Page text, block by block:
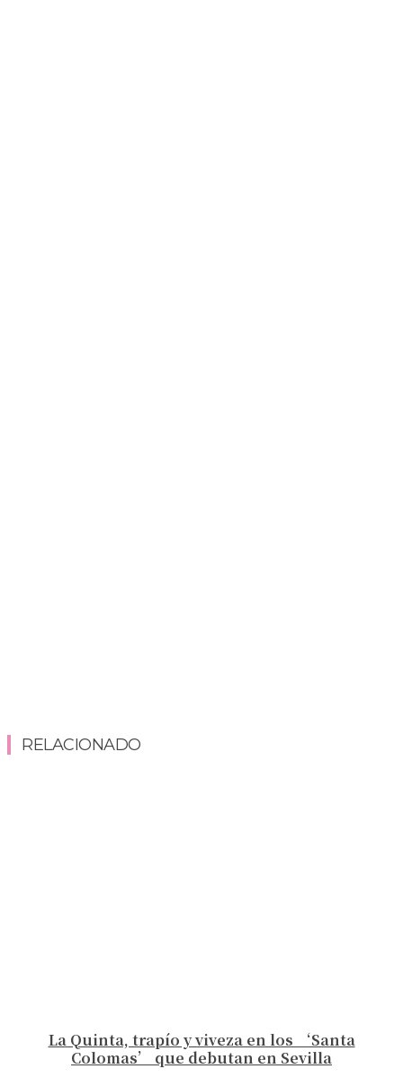
RELACIONADO
La Quinta, trapío y viveza en los ‘Santa
Colomas’ que debutan en Sevilla